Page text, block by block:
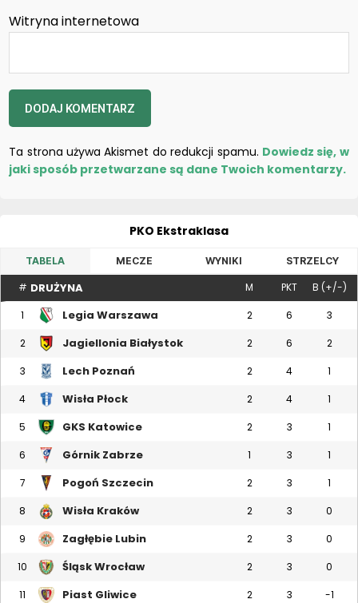
Witryna internetowa
Ta strona używa Akismet do redukcji spamu. Dowiedz się, w
jaki sposób przetwarzane są dane Twoich komentarzy.
PKO Ekstraklasa
TABELA MECZE WYNIKI STRZELCY
# DRUŻYNA M PKT B (+/-)
1 Legia Warszawa 2 6 3
2 Jagiellonia Białystok 2 6 2
3 Lech Poznań 2 4 1
4 Wisła Płock 2 4 1
5 GKS Katowice 2 3 1
6 Górnik Zabrze 1 3 1
7 Pogoń Szczecin 2 3 1
8 Wisła Kraków 2 3 0
9 Zagłębie Lubin 2 3 0
10 Śląsk Wrocław 2 3 0
11 Piast Gliwice 2 3 -1